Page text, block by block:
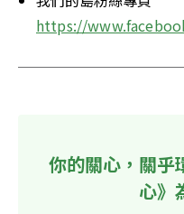
https://
你的關心，關
心》